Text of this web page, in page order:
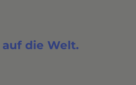
die Welt.